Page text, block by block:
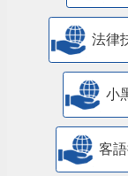
法律
小
客